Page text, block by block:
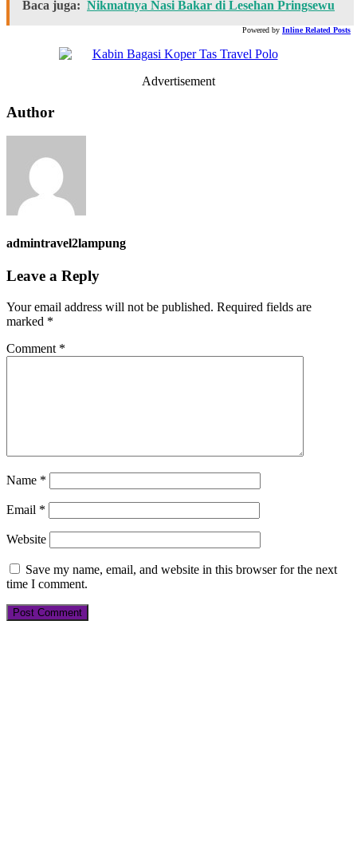
Baca juga: Nikmatnya Nasi Bakar di Lesehan Pringsewu
Powered by Inline Related Posts
Advertisement
Author
admintravel2lampung
Leave a Reply
Your email address will not be published. Required fields are
marked *
Comment *
Name *
Email *
Website
Save my name, email, and website in this browser for the next
time I comment.